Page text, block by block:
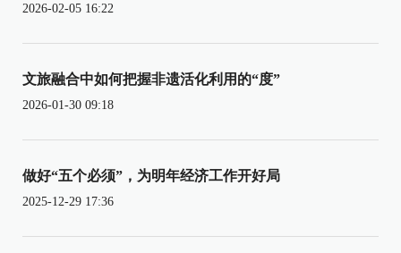
2026-02-05 16:22
文旅融合中如何把握非遗活化利用的“度”
2026-01-30 09:18
做好“五个必须”，为明年经济工作开好局
2025-12-29 17:36